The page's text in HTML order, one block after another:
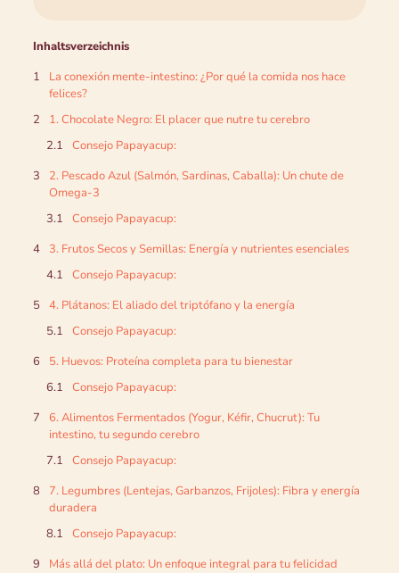
Inhaltsverzeichnis
La conexión mente-intestino: ¿Por qué la comida nos hace
felices?
1. Chocolate Negro: El placer que nutre tu cerebro
Consejo Papayacup:
2. Pescado Azul (Salmón, Sardinas, Caballa): Un chute de
Omega-3
Consejo Papayacup:
3. Frutos Secos y Semillas: Energía y nutrientes esenciales
Consejo Papayacup:
4. Plátanos: El aliado del triptófano y la energía
Consejo Papayacup:
5. Huevos: Proteína completa para tu bienestar
Consejo Papayacup:
6. Alimentos Fermentados (Yogur, Kéfir, Chucrut): Tu
intestino, tu segundo cerebro
Consejo Papayacup:
7. Legumbres (Lentejas, Garbanzos, Frijoles): Fibra y energía
duradera
Consejo Papayacup:
Más allá del plato: Un enfoque integral para tu felicidad